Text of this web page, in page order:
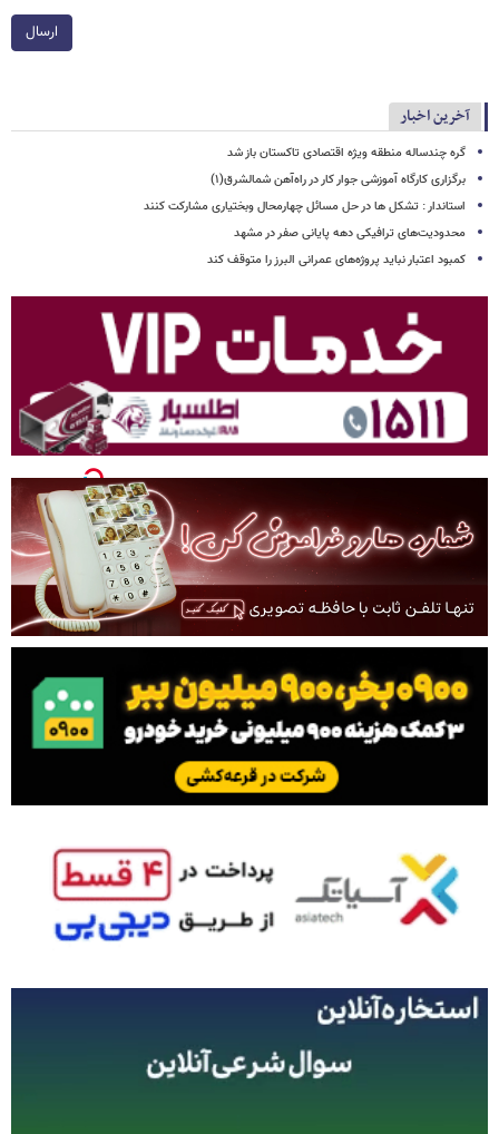
ارسال
آخرین اخبار
گره چندساله منطقه ویژه اقتصادی تاکستان باز شد
برگزاری کارگاه آموزشی جوار کار در راه‌آهن شمالشرق(۱)
استاندار : تشکل ها در حل مسائل چهارمحال وبختیاری مشارکت کنند
محدودیت‌های ترافیکی دهه پایانی صفر در مشهد
کمبود اعتبار نباید پروژه‌های عمرانی البرز را متوقف کند